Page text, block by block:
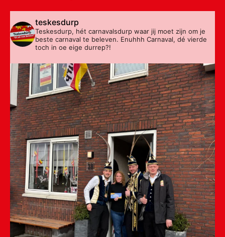
teskesdurp
Teskesdurp, hét carnavalsdurp waar jij moet zijn om je
beste carnaval te beleven. Enuhhh Carnaval, dé vierde
toch in oe eige durrep?!